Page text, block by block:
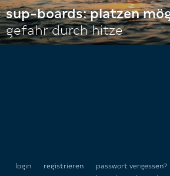
sup-boards: platzen
gefahr durch hitze
login registrieren passwort vergessen?